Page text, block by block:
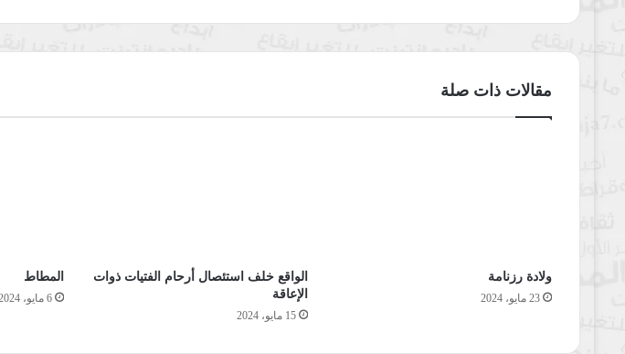
مقالات ذات صلة
ولادة رزنامة
23 مايو، 2024
الواقع خلف استئصال أرحام الفتيات ذوات
الإعاقة
15 مايو، 2024
المطاط
6 مايو، 2024